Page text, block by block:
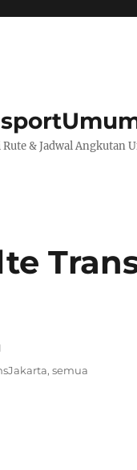
& Jadwal Angkutan
,semua